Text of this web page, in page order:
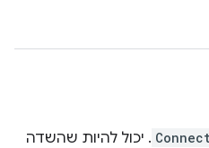
. יכול להיות שהשדה